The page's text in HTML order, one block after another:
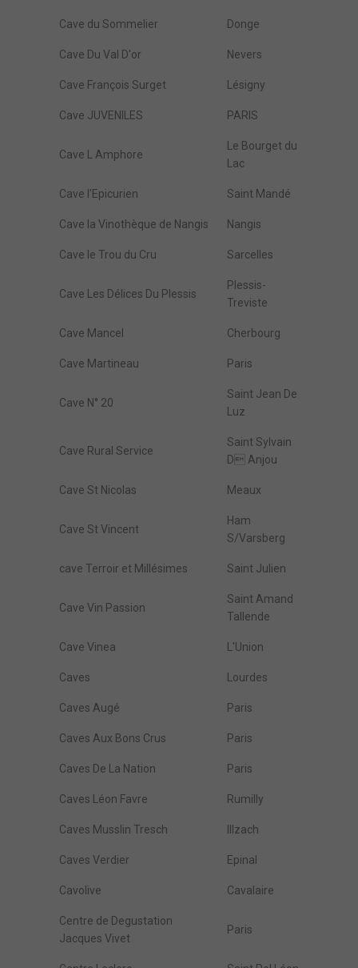
Cave du Sommelier Donge
Cave Du Val D'or Nevers
Cave François Surget Lésigny
Cave JUVENILES PARIS
Cave L Amphore
Le Bourget du
Lac
Cave l'Epicurien Saint Mandé
Cave la Vinothèque de Nangis Nangis
Cave le Trou du Cru Sarcelles
Cave Les Délices Du Plessis
Plessis-
Treviste
Cave Mancel Cherbourg
Cave Martineau Paris
Cave N° 20
Saint Jean De
Luz
Cave Rural Service
Saint Sylvain
D Anjou
Cave St Nicolas Meaux
Cave St Vincent
Ham
S/Varsberg
cave Terroir et Millésimes Saint Julien
Cave Vin Passion
Saint Amand
Tallende
Cave Vinea L'Union
Caves Lourdes
Caves Augé Paris
Caves Aux Bons Crus Paris
Caves De La Nation Paris
Caves Léon Favre Rumilly
Caves Musslin Tresch Illzach
Caves Verdier Epinal
Cavolive Cavalaire
Centre de Degustation
Jacques Vivet
Paris